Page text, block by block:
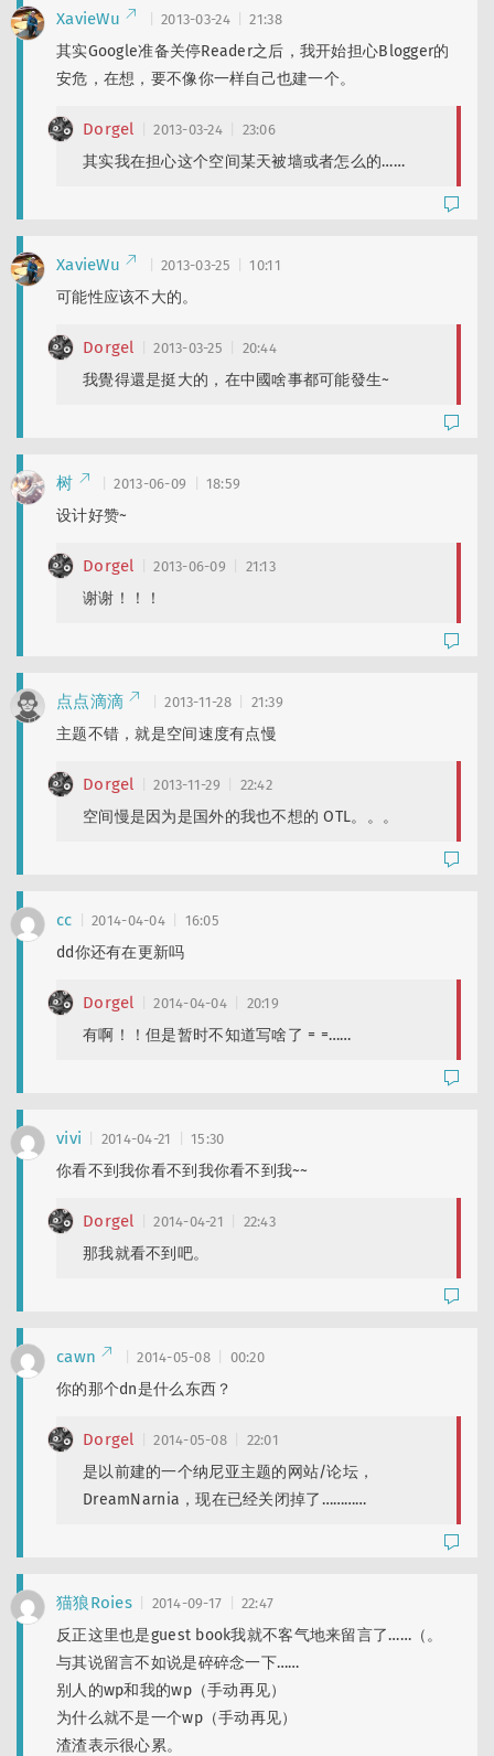
XavieWu 2013-03-24 21:38
其实Google准备关停Reader之后，我开始担心Blogger的
安危，在想，要不像你一样自己也建一个。
Dorgel 2013-03-24 23:06
其实我在担心这个空间某天被墙或者怎么的……
XavieWu 2013-03-25 10:11
可能性应该不大的。
Dorgel 2013-03-25 20:44
我覺得還是挺大的，在中國啥事都可能發生~
树 2013-06-09 18:59
设计好赞~
Dorgel 2013-06-09 21:13
谢谢！！！
点点滴滴 2013-11-28 21:39
主题不错，就是空间速度有点慢
Dorgel 2013-11-29 22:42
空间慢是因为是国外的我也不想的 OTL。。。
cc 2014-04-04 16:05
dd你还有在更新吗
Dorgel 2014-04-04 20:19
有啊！！但是暂时不知道写啥了 = =……
vivi 2014-04-21 15:30
你看不到我你看不到我你看不到我~~
Dorgel 2014-04-21 22:43
那我就看不到吧。
cawn 2014-05-08 00:20
你的那个dn是什么东西？
Dorgel 2014-05-08 22:01
是以前建的一个纳尼亚主题的网站/论坛，
DreamNarnia，现在已经关闭掉了…………
猫狼Roies 2014-09-17 22:47
反正这里也是guest book我就不客气地来留言了……（。
与其说留言不如说是碎碎念一下……
别人的wp和我的wp（手动再见）
为什么就不是一个wp（手动再见）
渣渣表示很心累。